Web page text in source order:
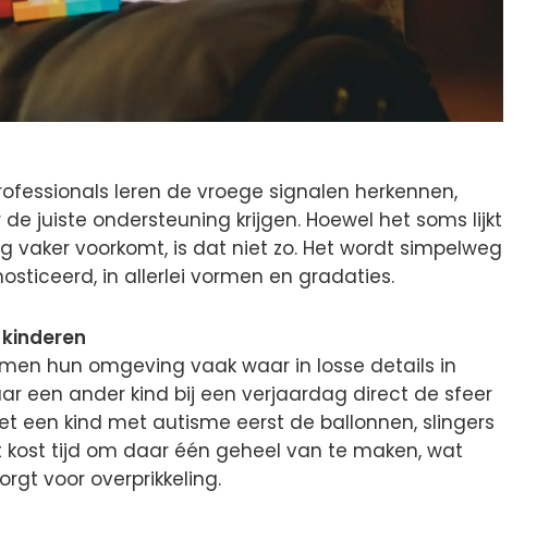
leren de vroege signalen herkennen,
juiste ondersteuning krijgen. Hoewel het soms lijkt
voorkomt, is dat niet zo. Het wordt simpelweg
in allerlei vormen en gradaties.
hun omgeving vaak waar in losse details in
een ander kind bij een verjaardag direct de sfeer
een kind met autisme eerst de ballonnen, slingers
kost tijd om daar één geheel van te maken, wat
voor overprikkeling.